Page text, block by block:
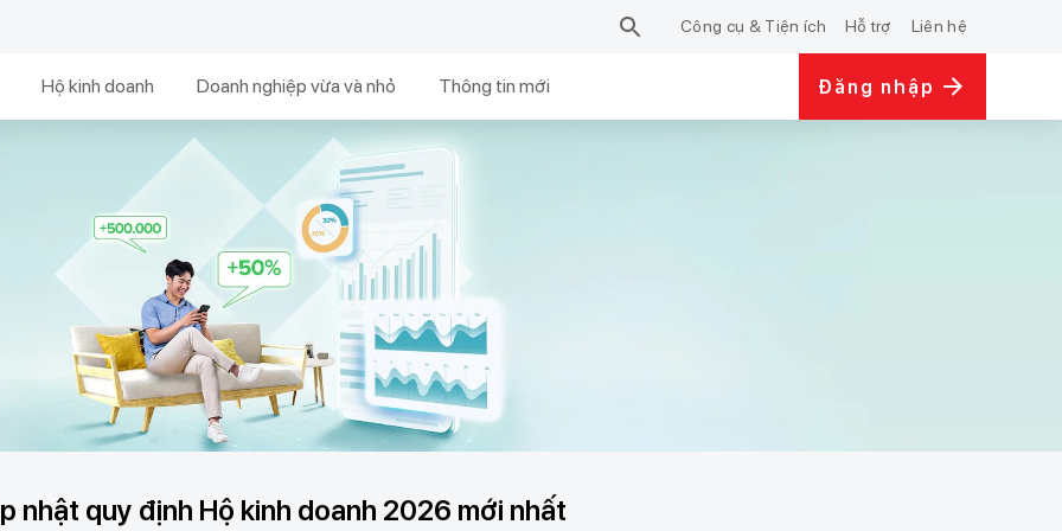
Công cụ & Tiện ích Hỗ trợ Liên hệ
Hộ kinh doanh Doanh nghiệp vừa và nhỏ Thông tin mới Đăng nhập
nhật quy định Hộ kinh doanh 2026 mới nhất